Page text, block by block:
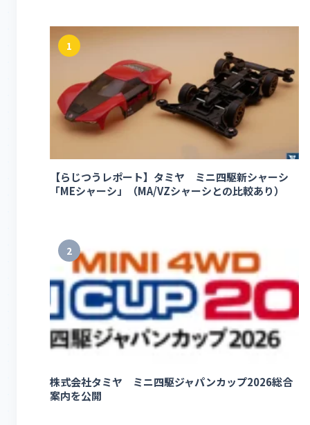
1
【らじつうレポート】タミヤ ミニ四駆新シャーシ
「MEシャーシ」（MA/VZシャーシとの比較あり）
2
株式会社タミヤ ミニ四駆ジャパンカップ2026総合
案内を公開